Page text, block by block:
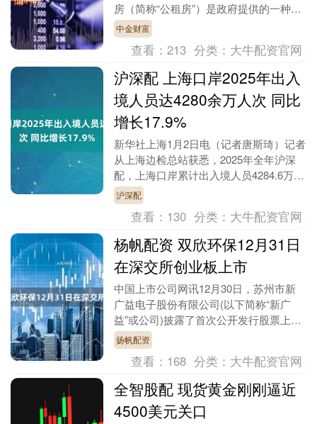
房（简称“公租房”）是政府提供的一种保
障性住房，旨在解决中低收入及外来务工
家庭的住房困....
中金财富
查看：213 分类： 大牛配资官网
沪深配 上海口岸2025年出入
境人员达4280余万人次 同比
增长17.9%
新华社上海1月2日电（记者唐斯琦）记者
从上海边检总站获悉，2025年全年沪深
配，上海口岸累计出入境人员4284.6万人
次，同比增长17.9%；出入境（港）交通
运....
沪深配
查看： 130 分类： 大牛配资官网
杨帆配资 双欣环保12月31日
在深交所创业板上市
中国上市公司网讯12月30日，苏州市新
广益电子股份有限公司(以下简称“新广
益”或公司)披露了首次公开发行股票上市
公告书杨帆配资，公司将于2025年12月
31日在....
扬帆配资
查看： 168 分类： 大牛配资官网
全智股配 现货黄金刚刚逼近
4500美元关口